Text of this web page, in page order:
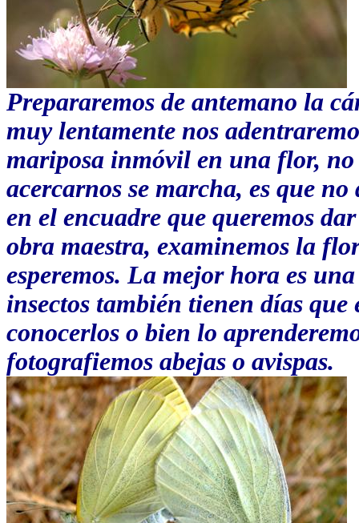
Prepararemos de antemano la
muy lentamente nos
mariposa inmóvil en una flor,
acercarnos se marcha, es que
en el encuadre que queremos
obra maestra, examinemos la
esperemos. La mejor hora es
insectos también tienen días que
conocerlos o bien lo
fotografiemos abejas o avispas.